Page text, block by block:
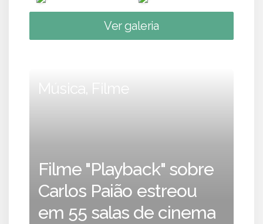
Ver galeria
Música, Filme
Filme "Playback" sobre
Carlos Paião estreou
em 55 salas de cinema